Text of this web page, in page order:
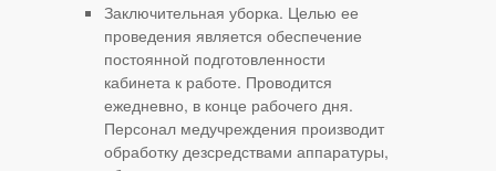
Заключительная уборка. Целью ее
проведения является обеспечение
постоянной подготовленности
кабинета к работе. Проводится
ежедневно, в конце рабочего дня.
Персонал медучреждения производит
обработку дезсредствами аппаратуры,